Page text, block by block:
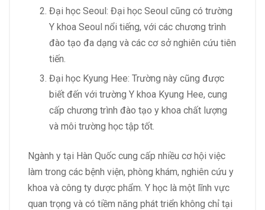
Đại học Seoul: Đại học Seoul cũng có trường
Y khoa Seoul nổi tiếng, với các chương trình
đào tạo đa dạng và các cơ sở nghiên cứu tiên
tiến.
Đại học Kyung Hee: Trường này cũng được
biết đến với trường Y khoa Kyung Hee, cung
cấp chương trình đào tạo y khoa chất lượng
và môi trường học tập tốt.
Ngành y tại Hàn Quốc cung cấp nhiều cơ hội việc
làm trong các bệnh viện, phòng khám, nghiên cứu y
khoa và công ty dược phẩm. Y học là một lĩnh vực
quan trọng và có tiềm năng phát triển không chỉ tại